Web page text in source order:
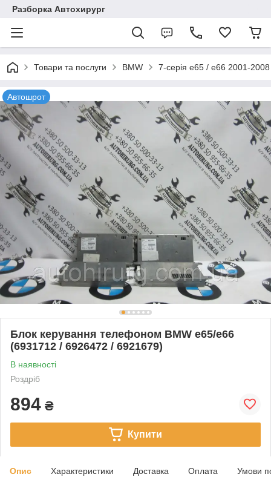
Разборка Автохирург
Товари та послуги BMW 7-серія e65 / e66 2001-2008
Автошрот
Блок керування телефоном BMW e65/e66
(6931712 / 6926472 / 6921679)
В наявності
Роздріб
894 ₴
Купити
Опис Характеристики Доставка Оплата Умови